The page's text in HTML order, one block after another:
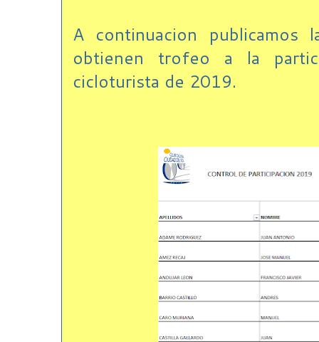
A continuacion publicamos
obtienen trofeo a la
cicloturista de 2019.